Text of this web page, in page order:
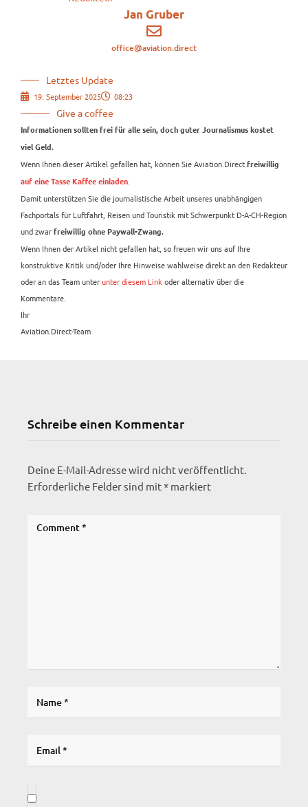
Jan Gruber
office@aviation.direct
Letztes Update
19. September 2025 08:23
Give a coffee
Informationen sollten frei für alle sein, doch guter Journalismus kostet
viel Geld.
Wenn Ihnen dieser Artikel gefallen hat, können Sie Aviation.Direct freiwillig
auf eine Tasse Kaffee einladen
Damit unterstützen Sie die journalistische Arbeit unseres unabhängigen
Fachportals für Luftfahrt, Reisen und Touristik mit Schwerpunkt D-A-CH-Region
und zwar freiwillig ohne Paywall-Zwang.
Wenn Ihnen der Artikel nicht gefallen hat, so freuen wir uns auf Ihre
konstruktive Kritik und/oder Ihre Hinweise wahlweise direkt an den Redakteur
oder an das Team unterunter diesem Link oder alternativ über die
Kommentare.
Ihr
Aviation.Direct-Team
Schreibe einen Kommentar
Deine E-Mail-Adresse wird nicht veröffentlicht.
Erforderliche Felder sind mit* markiert